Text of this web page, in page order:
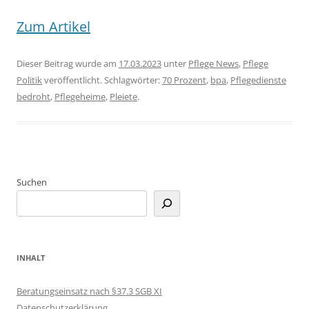
Zum Artikel
Dieser Beitrag wurde am 17.03.2023 unter Pflege News, Pflege
Politikveröffentlicht. Schlagwörter:70 Prozent, bpa, Pflegedienste
bedroht, Pflegeheime, Pleiete.
Suchen
INHALT
Beratungseinsatz nach §37.3 SGB XI